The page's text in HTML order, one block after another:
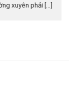
xuyên phải [...]